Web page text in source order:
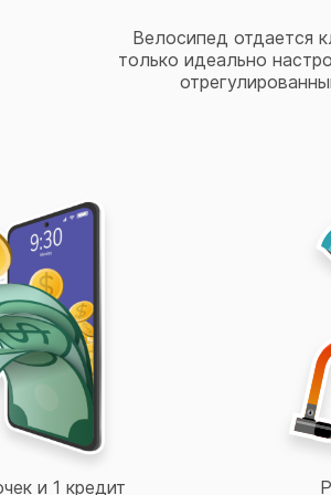
Велосипед отдается
только идеально
и 1 кредит